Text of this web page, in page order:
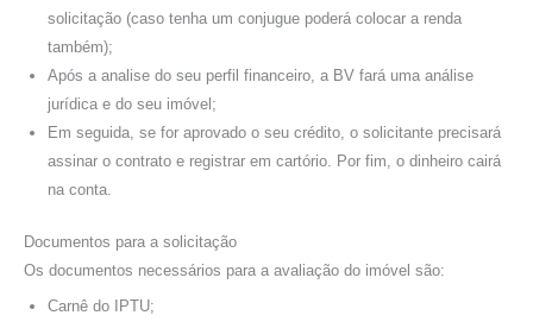
solicitação (caso tenha um conjugue poderá colocar a renda
também);
Após a analise do seu perfil financeiro, a BV fará uma análise
jurídica e do seu imóvel;
Em seguida, se for aprovado o seu crédito, o solicitante precisará
assinar o contrato e registrar em cartório. Por fim, o dinheiro cairá
na conta.
Documentos para a solicitação
Os documentos necessários para a avaliação do imóvel são:
Carnê do IPTU;